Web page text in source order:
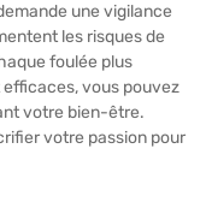
une vigilance
les risques de
foulée plus
vous pouvez
votre bien-être.
votre passion pour